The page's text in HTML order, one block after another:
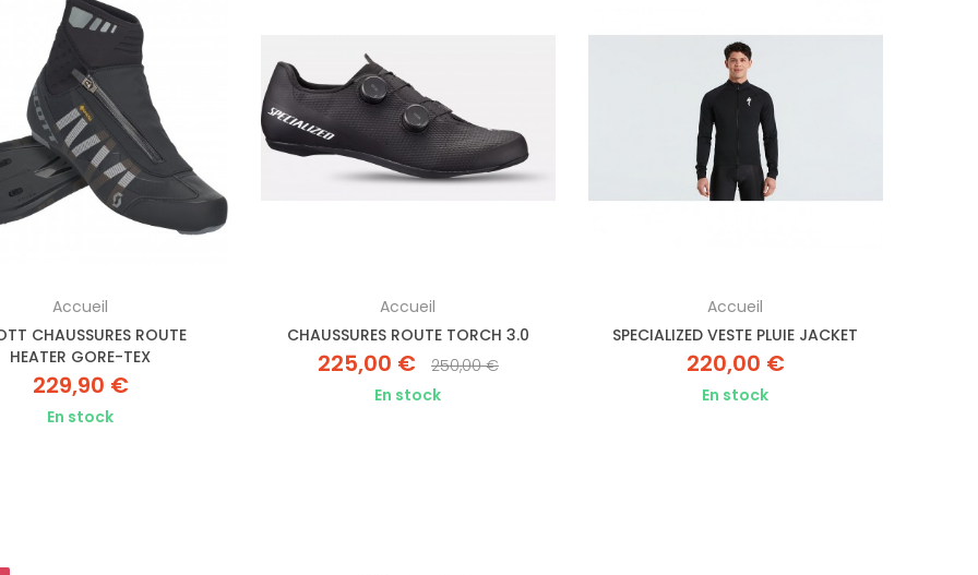
Accueil
CHAUSSURES ROUTE
HEATER GORE-TEX
229,90 €
En stock
Accueil
CHAUSSURES ROUTE TORCH 3.0
225,00 €
250,00 €
En stock
Accueil
SPECIALIZED VESTE PLUIE JACKET
220,00 €
En stock